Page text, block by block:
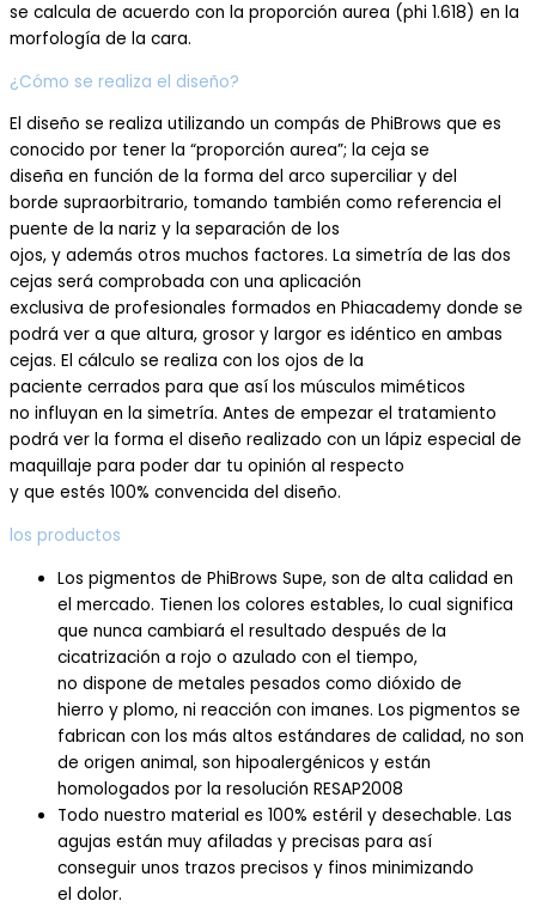
se calcula de acuerdo con la proporción aurea (phi 1.618) en la
morfología de la cara.
¿Cómo se realiza el diseño?
El diseño se realiza utilizando un compás de PhiBrows que es
conocido por tener la “proporción aurea”; la ceja se
diseña en función de la forma del arco superciliar y del
borde supraorbitrario, tomando también como referencia el
puente de la nariz y la separación de los
ojos, y además otros muchos factores. La simetría de las dos
cejas será comprobada con una aplicación
exclusiva de profesionales formados en Phiacademy donde se
podrá ver a que altura, grosor y largor es idéntico en ambas
cejas. El cálculo se realiza con los ojos de la
paciente cerrados para que así los músculos miméticos
no influyan en la simetría. Antes de empezar el tratamiento
podrá ver la forma el diseño realizado con un lápiz especial de
maquillaje para poder dar tu opinión al respecto
y que estés 100% convencida del diseño.
los productos
Los pigmentos de PhiBrows Supe, son de alta calidad en
el mercado. Tienen los colores estables, lo cual significa
que nunca cambiará el resultado después de la
cicatrización a rojo o azulado con el tiempo,
no dispone de metales pesados como dióxido de
hierro y plomo, ni reacción con imanes. Los pigmentos se
fabrican con los más altos estándares de calidad, no son
de origen animal, son hipoalergénicos y están
homologados por la resolución RESAP2008
Todo nuestro material es 100% estéril y desechable. Las
agujas están muy afiladas y precisas para así
conseguir unos trazos precisos y finos minimizando
el dolor.